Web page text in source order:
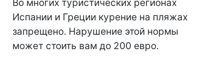
Во многих туристических регионах
Испании и Греции курение на пляжах
запрещено. Нарушение этой нормы
может стоить вам до 200 евро.